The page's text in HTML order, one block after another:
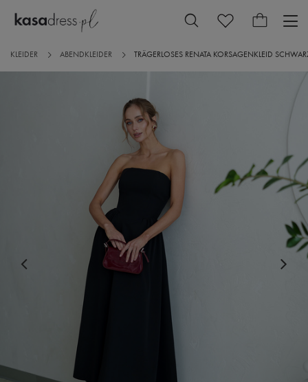
KLEIDER ABENDKLEIDER TRÄGERLOSES RENATA KORSAGENKLEID